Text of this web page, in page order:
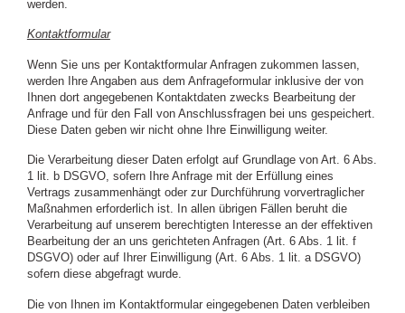
werden.
Kontaktformular
Wenn Sie uns per Kontaktformular Anfragen zukommen lassen,
werden Ihre Angaben aus dem Anfrageformular inklusive der von
Ihnen dort angegebenen Kontaktdaten zwecks Bearbeitung der
Anfrage und für den Fall von Anschlussfragen bei uns gespeichert.
Diese Daten geben wir nicht ohne Ihre Einwilligung weiter.
Die Verarbeitung dieser Daten erfolgt auf Grundlage von Art. 6 Abs.
1 lit. b DSGVO, sofern Ihre Anfrage mit der Erfüllung eines
Vertrags zusammenhängt oder zur Durchführung vorvertraglicher
Maßnahmen erforderlich ist. In allen übrigen Fällen beruht die
Verarbeitung auf unserem berechtigten Interesse an der effektiven
Bearbeitung der an uns gerichteten Anfragen (Art. 6 Abs. 1 lit. f
DSGVO) oder auf Ihrer Einwilligung (Art. 6 Abs. 1 lit. a DSGVO)
sofern diese abgefragt wurde.
Die von Ihnen im Kontaktformular eingegebenen Daten verbleiben